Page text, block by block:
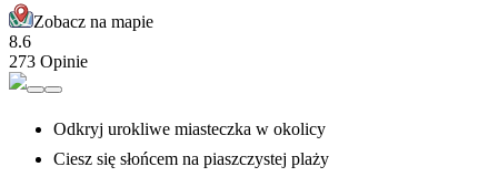
Zobacz na mapie
8.6
273 Opinie
Odkryj urokliwe miasteczka w okolicy
Ciesz się słońcem na piaszczystej plaży